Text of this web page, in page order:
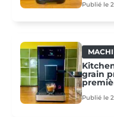
Publié le
grain
Publié le